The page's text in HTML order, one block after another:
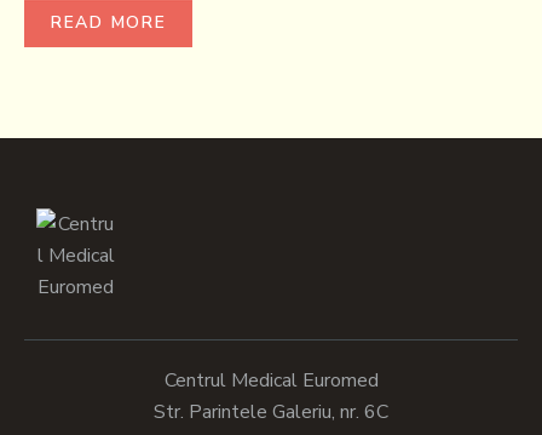
READ MORE
Centrul Medical Euromed
Str. Parintele Galeriu, nr. 6C